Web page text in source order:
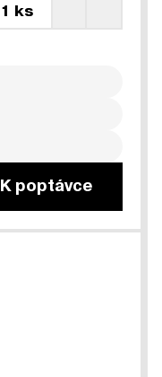
1 ks
K poptávce